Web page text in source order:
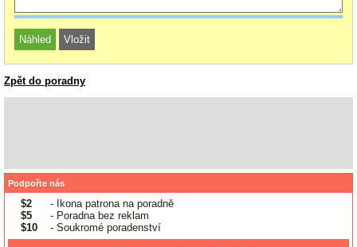
Zpět do poradny
Podpořte nás
$2
- Ikona patrona na poradně
$5
- Poradna bez reklam
$10
- Soukromé poradenství